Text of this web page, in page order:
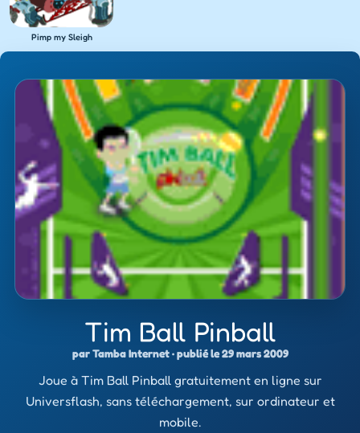
Tim Ball Pinball
par Tamba Internet · publié le 29 mars 2009
Joue à Tim Ball Pinball gratuitement en ligne sur
Universflash, sans téléchargement, sur ordinateur et
mobile.
Pimp my Sleigh